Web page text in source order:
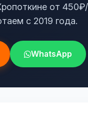
от
с 2019 года.
WhatsApp